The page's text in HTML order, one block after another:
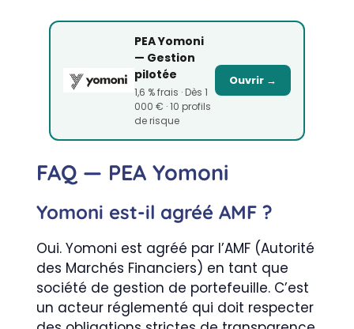
PEA Yomoni
— Gestion
pilotée
1,6 % frais · Dès 1
000 € · 10 profils
de risque
Ouvrir →
FAQ — PEA Yomoni
Yomoni est-il agréé AMF ?
Oui. Yomoni est agréé par l’AMF (Autorité
des Marchés Financiers) en tant que
société de gestion de portefeuille. C’est
un acteur réglementé qui doit respecter